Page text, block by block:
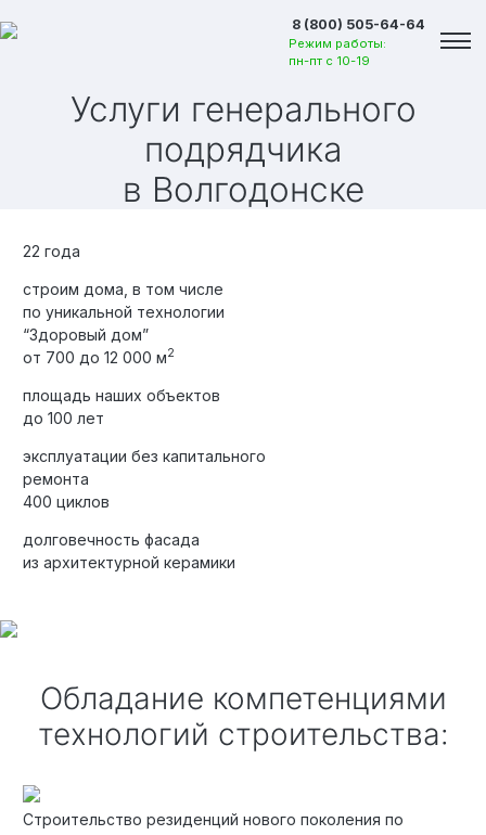
8 (800) 505-64-64
Режим работы:
пн-пт с 10-19
Вакансии
Управление проектом реализации дома
Функция Генпроектировщик
Функция Генподрядчик
Дизайн интерьеров. Отделка
Услуги генерального
подрядчика
в Волгодонске
22 года
строим дома, в том числе
по уникальной технологии
“Здоровый дом”
от 700 до 12 000 м2
площадь наших объектов
до 100 лет
эксплуатации без капитального
ремонта
400 циклов
долговечность фасада
из архитектурной керамики
Обладание компетенциями
технологий строительства:
Строительство резиденций нового поколения по